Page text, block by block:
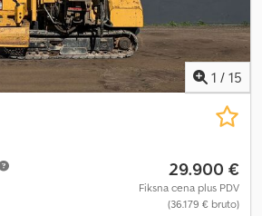
1 / 15
29.900 €
Fiksna cena plus PDV
(36.179 € bruto)